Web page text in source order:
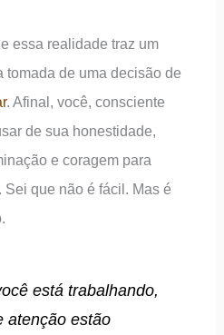
essa realidade traz um
tomada de uma decisão de
. Afinal, você, consciente
de sua honestidade,
e coragem para
que não é fácil. Mas é
está trabalhando,
atenção estão